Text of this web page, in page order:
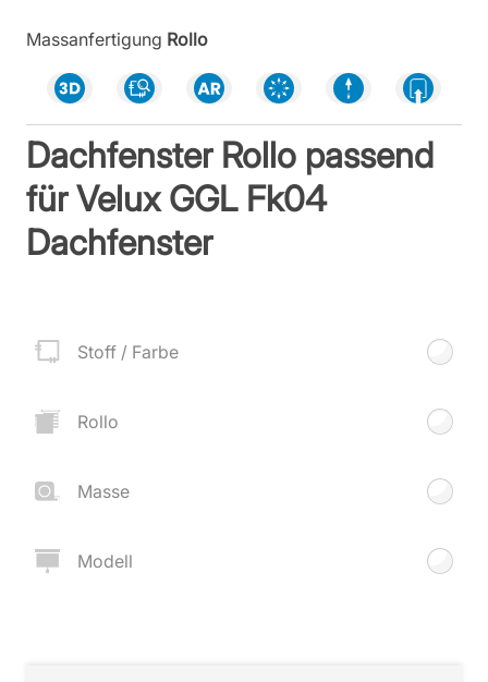
Massanfertigung Rollo
Dachfenster Rollo passend
für Velux GGL Fk04
Dachfenster
Stoff / Farbe
Rollo
Masse
Modell